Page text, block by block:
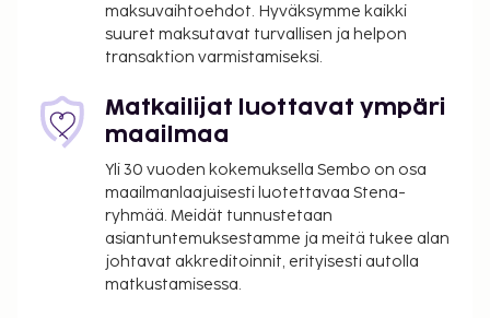
maksuvaihtoehdot. Hyväksymme kaikki
suuret maksutavat turvallisen ja helpon
transaktion varmistamiseksi.
Matkailijat luottavat ympäri
maailmaa
Yli 30 vuoden kokemuksella Sembo on osa
maailmanlaajuisesti luotettavaa Stena-
ryhmää. Meidät tunnustetaan
asiantuntemuksestamme ja meitä tukee alan
johtavat akkreditoinnit, erityisesti autolla
matkustamisessa.